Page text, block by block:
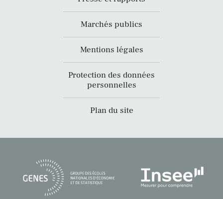
Marchés publics
Mentions légales
Protection des données
personnelles
Plan du site